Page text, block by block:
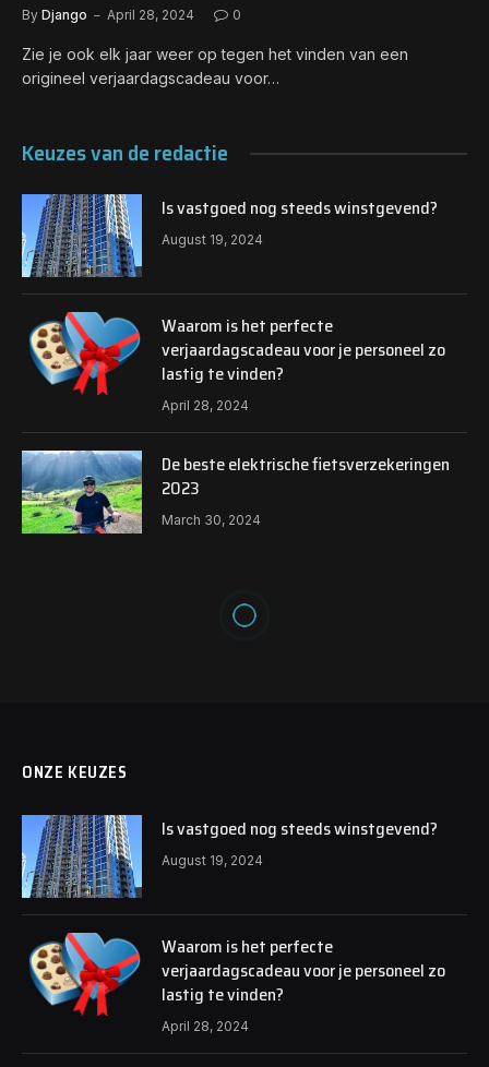
By Django April 28, 2024 0
Zie je ook elk jaar weer op tegen het vinden van een
origineel verjaardagscadeau voor…
Keuzes van de redactie
Is vastgoed nog steeds winstgevend?
August 19, 2024
Waarom is het perfecte
verjaardagscadeau voor je personeel zo
lastig te vinden?
April 28, 2024
De beste elektrische fietsverzekeringen
2023
March 30, 2024
ONZE KEUZES
Is vastgoed nog steeds winstgevend?
August 19, 2024
Waarom is het perfecte
verjaardagscadeau voor je personeel zo
lastig te vinden?
April 28, 2024